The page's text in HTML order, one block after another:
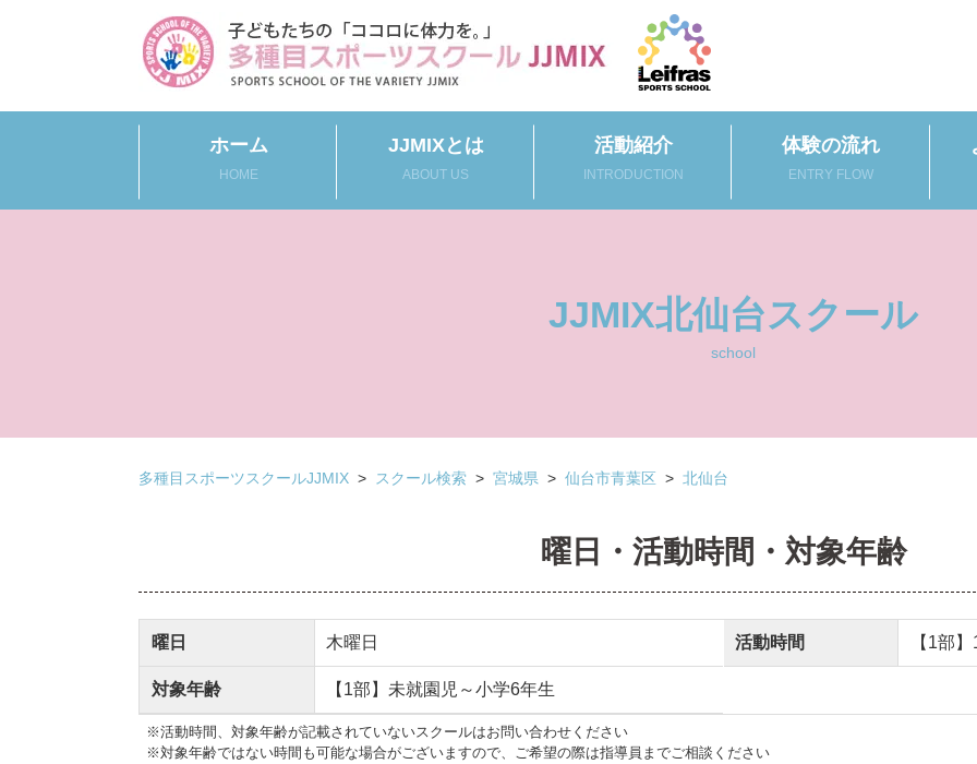
ホーム
HOME
JJMIXとは
ABOUT US
活動紹介
INTRODUCTION
体験の流れ
ENTRY FLOW
JJMIX北仙台スクール
school
多種目スポーツスクールJJMIX > スクール検索 > 宮城県 > 仙台市青葉区 > 北仙台
曜日・活動時間・対象年齢
曜日 木曜日 活動時間 【1部
対象年齢 【1部】未就園児～小学6年生
※活動時間、対象年齢が記載されていないスクールはお問い合わせください
※対象年齢ではない時間も可能な場合がございますので、ご希望の際は指導員までご相談ください